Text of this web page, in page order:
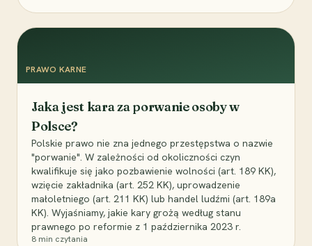
PRAWO KARNE
Jaka jest kara za porwanie osoby w
Polsce?
Polskie prawo nie zna jednego przestępstwa o nazwie
"porwanie". W zależności od okoliczności czyn
kwalifikuje się jako pozbawienie wolności (art. 189 KK),
wzięcie zakładnika (art. 252 KK), uprowadzenie
małoletniego (art. 211 KK) lub handel ludźmi (art. 189a
KK). Wyjaśniamy, jakie kary grożą według stanu
prawnego po reformie z 1 października 2023 r.
8 min czytania